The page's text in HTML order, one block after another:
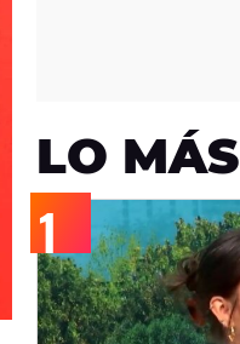
LO MÁS